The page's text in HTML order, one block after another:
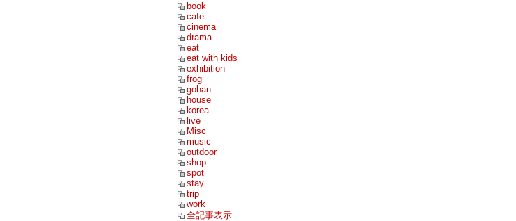
book
cafe
cinema
drama
eat
eat with kids
exhibition
frog
gohan
house
korea
live
Misc
music
outdoor
shop
spot
stay
trip
work
全記事表示